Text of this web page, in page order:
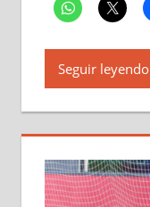
Seguir leyendo